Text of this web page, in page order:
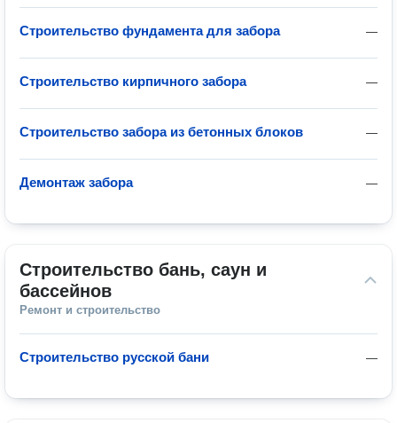
—
Строительство фундамента для забора
—
Строительство кирпичного забора
—
Строительство забора из бетонных блоков
—
Демонтаж забора
Строительство бань, саун и
бассейнов
Ремонт и строительство
—
Строительство русской бани